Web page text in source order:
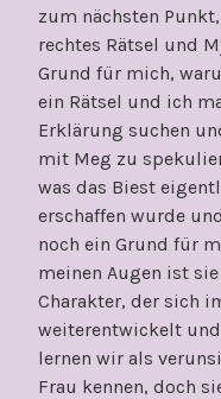
zum nächsten
rechtes Rätsel und
Grund für mich,
ein Rätsel und ich
Erklärung suchen
mit Meg zu
was das Biest
erschaffen wurde
noch ein Grund für
meinen Augen ist
Charakter, der sich
weiterentwickelt
lernen wir als
Frau kennen, doch